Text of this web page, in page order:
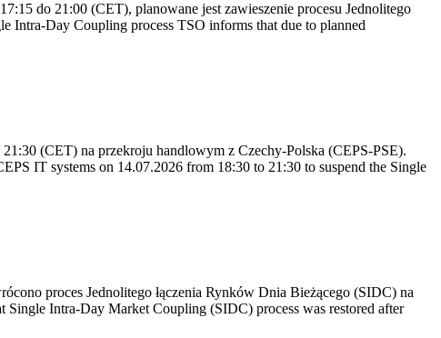
do 21:00 (CET), planowane jest zawieszenie procesu Jednolitego
Intra-Day Coupling process TSO informs that due to planned
(CET) na przekroju handlowym z Czechy-Polska (CEPS-PSE).
IT systems on 14.07.2026 from 18:30 to 21:30 to suspend the Single
proces Jednolitego łączenia Rynków Dnia Bieżącego (SIDC) na
Intra-Day Market Coupling (SIDC) process was restored after